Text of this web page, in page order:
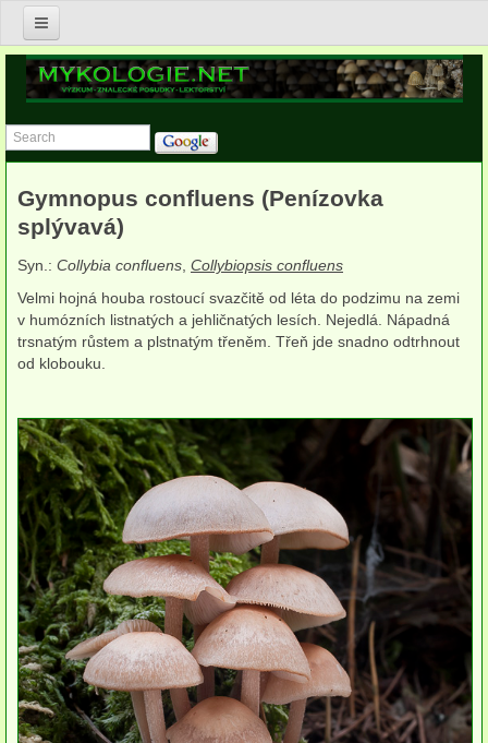
Úvod
Znalecké posudky v oboru mykologie
Postupy asanace biotického napadení v budovách
Výzkum a konzultace v ekologii, biodiverzitě a ochraně hub
Lektorství
Anna Lepšová
Lucie Zíbarová
Houby (Fotogalerie)
podle typu plodnic
Apothecia
na dřevě
mykorhizni
terestrické saprotrofní
Gymnopus confluens (Penízovka
splývavá)
Syn.: Collybia confluens, Collybiopsis confluens
Velmi hojná houba rostoucí svazčitě od léta do podzimu na zemi
v humózních listnatých a jehličnatých lesích. Nejedlá. Nápadná
trsnatým růstem a plstnatým třeněm. Třeň jde snadno odtrhnout
od klobouku.